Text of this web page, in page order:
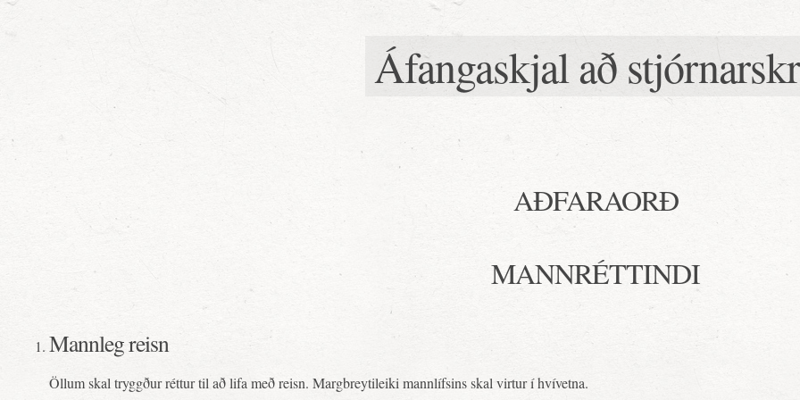
Áfangaskjal að
AÐFARAORÐ
MANNRÉTTINDI
Mannleg reisn
Öllum skal tryggður réttur til að lifa með reisn. Margbreytileiki mannlífsins skal virtur í hvívetna.